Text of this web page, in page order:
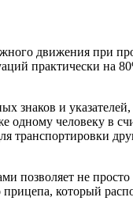
движения при
практически на
знаков и
одному человеку в
транспортировки
позволяет не
который